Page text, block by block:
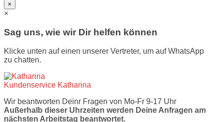
×
×
Sag uns, wie wir Dir helfen können
Klicke unten auf einen unserer Vertreter, um auf WhatsApp
zu chatten.
Kundenservice Katharina
Wir beantworten Deinr Fragen von Mo-Fr 9-17 Uhr
Außerhalb dieser Uhrzeiten werden Deine Anfragen am
nächsten Arbeitstag beantwortet.